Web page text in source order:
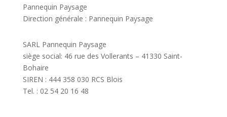
Pannequin Paysage
Direction générale : Pannequin Paysage
SARL Pannequin Paysage
siège social: 46 rue des Vollerants – 41330 Saint-
Bohaire
SIREN : 444 358 030 RCS Blois
Tel. : 02 54 20 16 48